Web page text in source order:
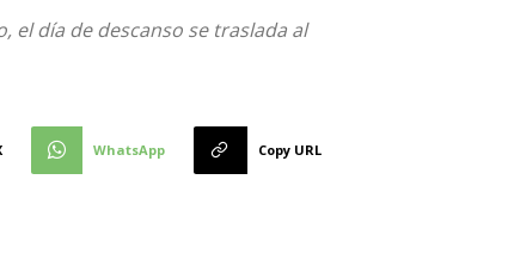
el día de descanso se traslada al
WhatsApp Copy URL